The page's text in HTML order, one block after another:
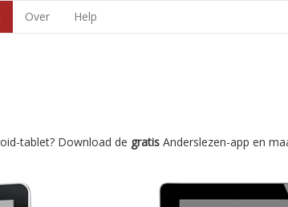
Over Help
tablet? Download de gratis Anderslezen-app en